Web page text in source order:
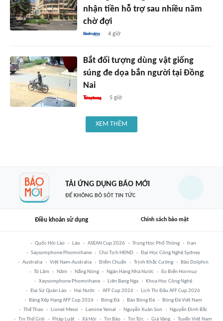
nhận tiền hỗ trợ sau nhiều năm
chờ đợi
4 giờ
Bắt đối tượng dùng vật giống
súng đe dọa bắn người tại Đồng
Nai
5 giờ
XEM THÊM
TẢI ỨNG DỤNG BÁO MỚI
ĐỂ KHÔNG BỎ SÓT TIN TỨC
Điều khoản sử dụng Chính sách bảo mật
Quốc Hội Lào Lào ASEAN Cup 2026 Trung Học Phổ Thông
Iran
Saysomphone Phomvihane
Chủ Tịch HĐND
Đại Học Công Nghệ Sydney
Australia
Việt Nam-Australia Điểm Chuẩn Trịnh Khắc Cường
Bão Dolphin
Tô Lâm
Năm Nắng Nóng Ngân Hàng Nhà Nước
Eo Biển Hormuz
Xaysomphone Phomvihane
Liên Bang Nga
Khoa Học Công Nghệ
Đại Sứ Quán Lào
Hai Nước AFF Cup 2026
Lịch Thi Đấu AFF Cup 2026
Bảng Xếp Hạng AFF Cup 2026
Bóng Đá Báo Bóng Đá
Bóng Đá Việt Nam
Thể Thao
Lionel Messi Lamine Yamal Nguyễn Xuân Son
Nguyễn Đình Bắc
Tin Thế Giới
Pháp Luật Xã Hội Tin Bão Tin Tức Giá Vàng Tuyển Việt Nam